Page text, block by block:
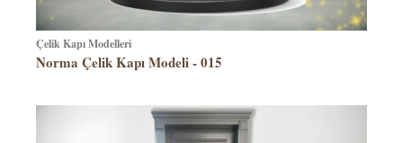
Çelik Kapı Modelleri
Norma Çelik Kapı Modeli - 015